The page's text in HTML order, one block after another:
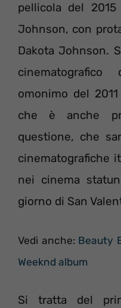
pellicola del
Johnson, con
Dakota Johnson.
omonimo del
che è anche
questione, che
cinematografiche
nei cinema
giorno di San
Vedi anche: Beauty
Weeknd album
Si tratta del